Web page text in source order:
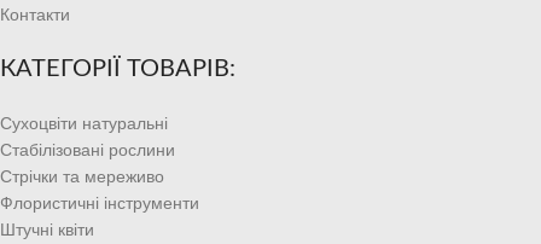
Контакти
КАТЕГОРІЇ ТОВАРІВ:
Сухоцвіти натуральні
Стабілізовані рослини
Стрічки та мереживо
Флористичні інструменти
Штучні квіти